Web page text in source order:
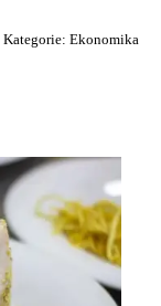
Kategorie: Ekonomika